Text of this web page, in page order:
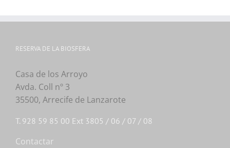
RESERVA DE LA BIOSFERA
Casa de los Arroyo
Avda. Coll nº 3
35500, Arrecife de Lanzarote
T. 928 59 85 00 Ext 3805 / 06 / 07 / 08
Contactar